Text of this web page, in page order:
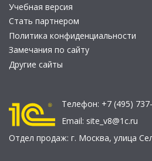
Учебная версия
Стать партнером
Политика конфиденциальности
Замечания по сайту
Другие сайты
Телефон: +7 (495)
Email: site_v8@1c.ru
Отдел продаж: г. Москва, улица